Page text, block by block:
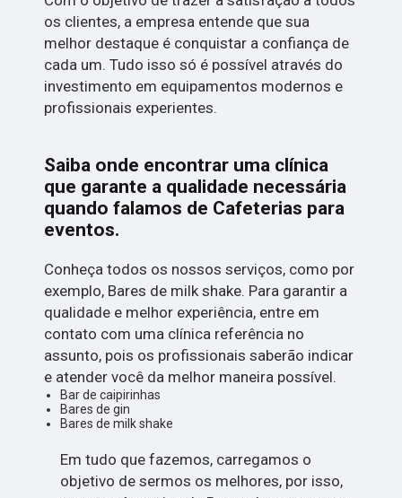
os clientes, a empresa entende que sua
melhor destaque é conquistar a confiança de
cada um. Tudo isso só é possível através do
investimento em equipamentos modernos e
profissionais experientes.
Saiba onde encontrar uma clínica
que garante a qualidade necessária
quando falamos de Cafeterias para
eventos.
Conheça todos os nossos serviços, como por
exemplo, Bares de milk shake. Para garantir a
qualidade e melhor experiência, entre em
contato com uma clínica referência no
assunto, pois os profissionais saberão indicar
e atender você da melhor maneira possível.
Bar de caipirinhas
Bares de gin
Bares de milk shake
Em tudo que fazemos, carregamos o
objetivo de sermos os melhores, por isso,